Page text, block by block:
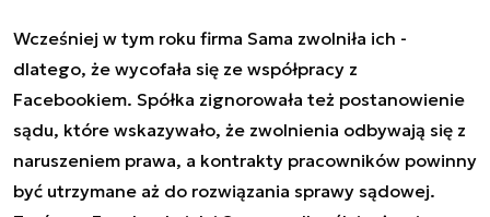
Wcześniej w tym roku firma Sama zwolniła ich -
dlatego, że wycofała się ze współpracy z
Facebookiem. Spółka zignorowała też postanowienie
sądu, które wskazywało, że zwolnienia odbywają się z
naruszeniem prawa, a kontrakty pracowników powinny
być utrzymane aż do rozwiązania sprawy sądowej.